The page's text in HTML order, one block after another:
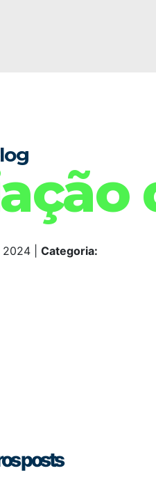
2024 Categoria:
posts